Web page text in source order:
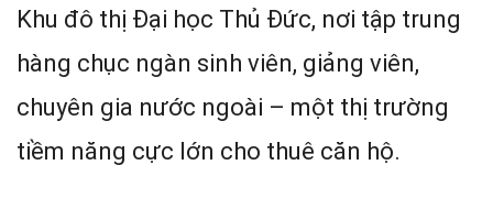
Khu đô thị Đại học Thủ Đức, nơi tập trung
hàng chục ngàn sinh viên, giảng viên,
chuyên gia nước ngoài – một thị trường
tiềm năng cực lớn cho thuê căn hộ.